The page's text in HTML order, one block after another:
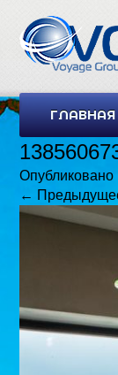
ГЛАВНАЯ
Опубликовано
←